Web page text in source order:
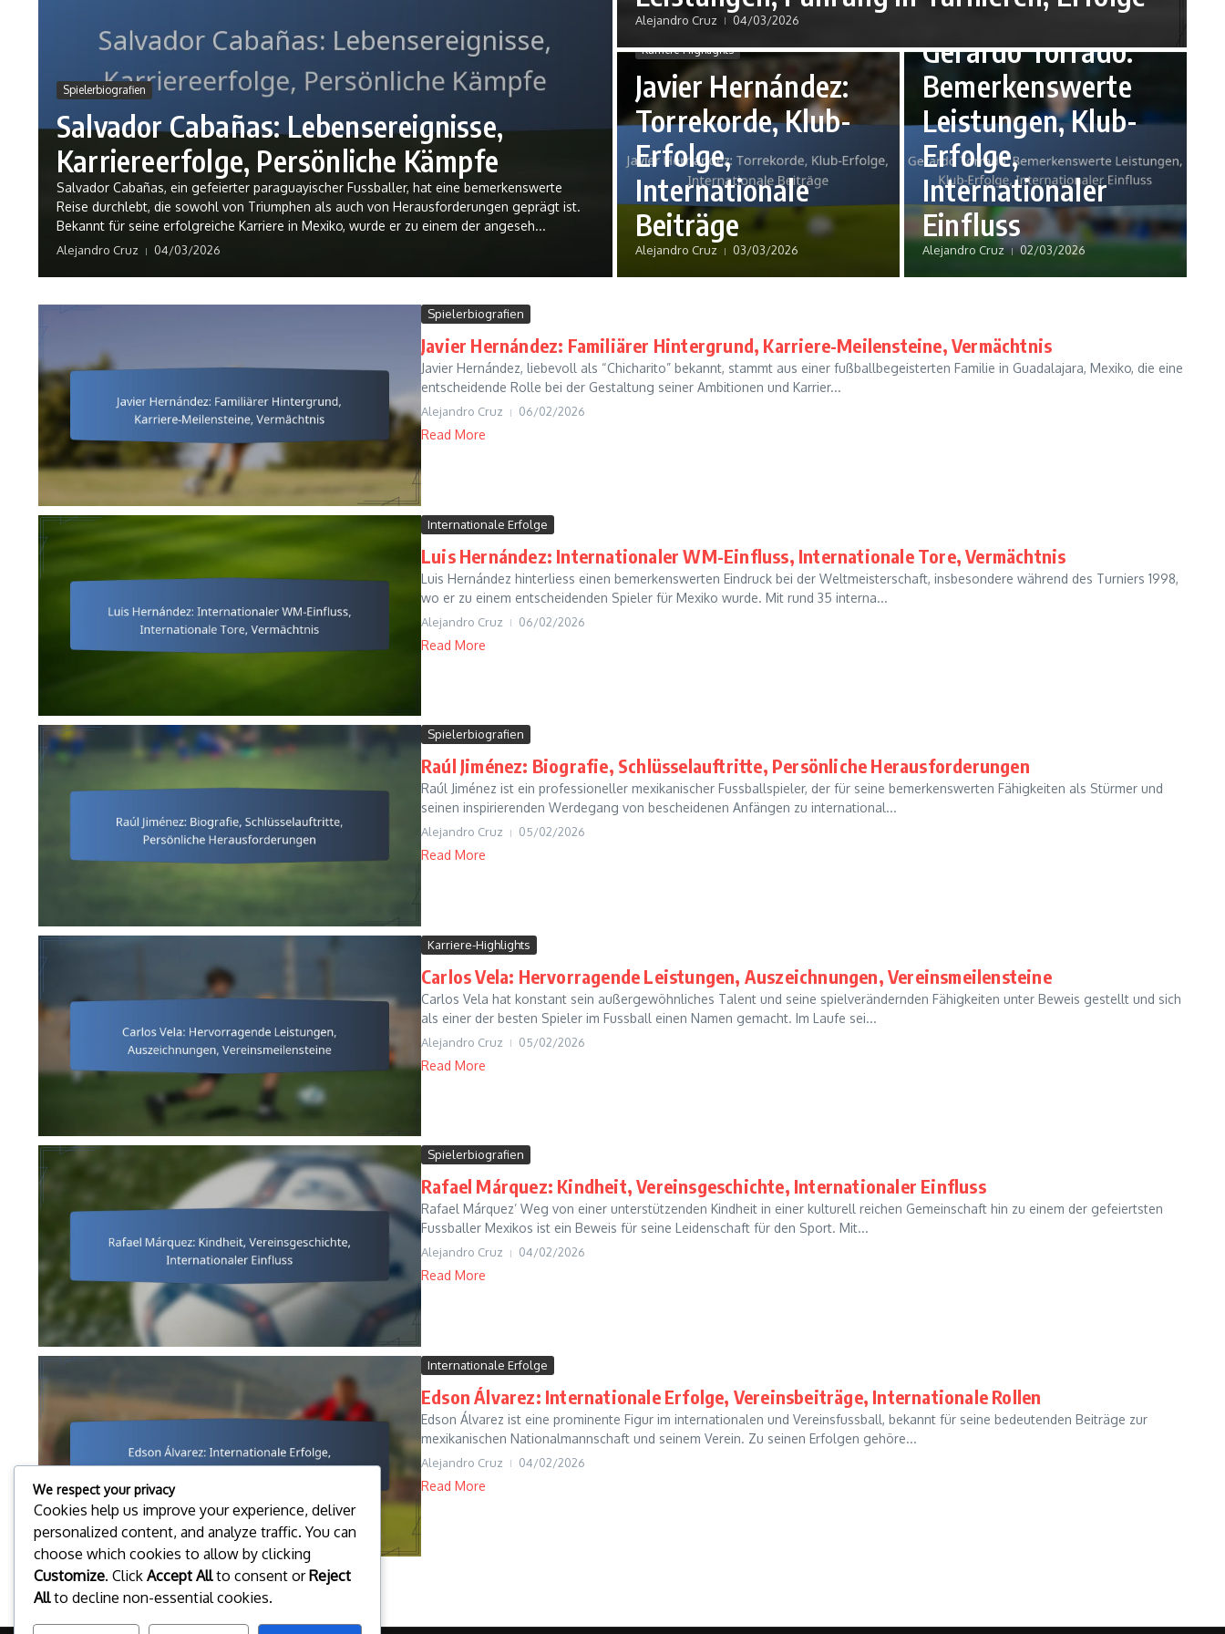
Spielerbiografien
Salvador Cabañas: Lebensereignisse,
Karriereerfolge, Persönliche Kämpfe
Salvador Cabañas, ein gefeierter paraguayischer Fussballer, hat eine bemerkenswerte
Reise durchlebt, die sowohl von Triumphen als auch von Herausforderungen geprägt ist.
Bekannt für seine erfolgreiche Karriere in Mexiko, wurde er zu einem der angeseh...
Alejandro Cruz 04/03/2026
Alejandro Cruz 04/03/2026
Karriere-Highlights
Javier Hernández:
Torrekorde, Klub-
Erfolge,
Internationale
Beiträge
Alejandro Cruz 03/03/2026
Gerardo Torrado:
Bemerkenswerte
Leistungen, Klub-
Erfolge,
Internationaler
Einfluss
Alejandro Cruz 02/03/2026
Spielerbiografien
Javier Hernández: Familiärer Hintergrund, Karriere-Meilensteine, Vermächtnis
Javier Hernández, liebevoll als “Chicharito” bekannt, stammt aus einer fußballbegeisterten Familie in Guadalajara, Mexiko, die eine
entscheidende Rolle bei der Gestaltung seiner Ambitionen und Karrier...
Alejandro Cruz 06/02/2026
Read More
Internationale Erfolge
Luis Hernández: Internationaler WM-Einfluss, Internationale Tore, Vermächtnis
Luis Hernández hinterliess einen bemerkenswerten Eindruck bei der Weltmeisterschaft, insbesondere während des Turniers 1998,
wo er zu einem entscheidenden Spieler für Mexiko wurde. Mit rund 35 interna...
Alejandro Cruz 06/02/2026
Read More
Spielerbiografien
Raúl Jiménez: Biografie, Schlüsselauftritte, Persönliche Herausforderungen
Raúl Jiménez ist ein professioneller mexikanischer Fussballspieler, der für seine bemerkenswerten Fähigkeiten als Stürmer und
seinen inspirierenden Werdegang von bescheidenen Anfängen zu international...
Alejandro Cruz 05/02/2026
Read More
Karriere-Highlights
Carlos Vela: Hervorragende Leistungen, Auszeichnungen, Vereinsmeilensteine
Carlos Vela hat konstant sein außergewöhnliches Talent und seine spielverändernden Fähigkeiten unter Beweis gestellt und sich
als einer der besten Spieler im Fussball einen Namen gemacht. Im Laufe sei...
Alejandro Cruz 05/02/2026
Read More
Spielerbiografien
Rafael Márquez: Kindheit, Vereinsgeschichte, Internationaler Einfluss
Rafael Márquez’ Weg von einer unterstützenden Kindheit in einer kulturell reichen Gemeinschaft hin zu einem der gefeiertsten
Fussballer Mexikos ist ein Beweis für seine Leidenschaft für den Sport. Mit...
Alejandro Cruz 04/02/2026
Read More
Internationale Erfolge
Edson Álvarez: Internationale Erfolge, Vereinsbeiträge, Internationale Rollen
Edson Álvarez ist eine prominente Figur im internationalen und Vereinsfussball, bekannt für seine bedeutenden Beiträge zur
mexikanischen Nationalmannschaft und seinem Verein. Zu seinen Erfolgen gehöre...
Alejandro Cruz 04/02/2026
Read More
1 ... 3 4 5
We respect your privacy
Cookies help us improve your experience, deliver
personalized content, and analyze traffic. You can
choose which cookies to allow by clicking
Customize. Click Accept Allto consent orReject
Allto decline non-essential cookies.